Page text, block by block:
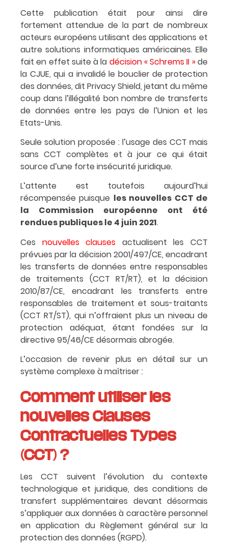
Cette publication était pour ainsi dire
fortement attendue de la part de nombreux
acteurs européens utilisant des applications et
autre solutions informatiques américaines. Elle
fait en effet suite à la décision « Schrems II »de
la CJUE, qui a invalidé le bouclier de protection
des données, dit Privacy Shield, jetant du même
coup dans l’illégalité bon nombre de transferts
de données entre les pays de l’Union et les
Etats-Unis.
Seule solution proposée : l’usage des CCT mais
sans CCT complètes et à jour ce qui était
source d’une forte insécurité juridique.
L’attente est toutefois aujourd’hui
récompensée puisque les nouvelles CCT de
la Commission européenne ont été
rendues publiques le 4 juin 2021.
Ces
nouvelles clauses actualisent les CCT
prévues par la décision 2001/497/CE, encadrant
les transferts de données entre responsables
de traitements (CCT RT/RT), et la décision
2010/87/CE, encadrant les transferts entre
responsables de traitement et sous-traitants
(CCT RT/ST), qui n’offraient plus un niveau de
protection adéquat, étant fondées sur la
directive 95/46/CE désormais abrogée.
L’occasion de revenir plus en détail sur un
système complexe à maîtriser :
Comment utiliser les
nouvelles Clauses
Contractuelles Types
(CCT) ?
Les CCT suivent l’évolution du contexte
technologique et juridique, des conditions de
transfert supplémentaires devant désormais
s’appliquer aux données à caractère personnel
en application du Règlement général sur la
protection des données (RGPD).